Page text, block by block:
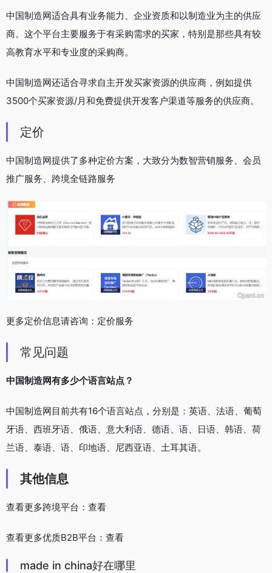
中国制造网适合具有业务能力、企业资质和以制造业为主的供应
商。这个平台主要服务于有采购需求的买家，特别是那些具有较
高教育水平和专业度的采购商。
中国制造网还适合寻求自主开发买家资源的供应商，例如提供
3500个买家资源/月和免费提供开发客户渠道等服务的供应商。
定价
中国制造网提供了多种定价方案，大致分为数智营销服务、会员
推广服务、跨境全链路服务
更多定价信息请咨询：定价服务
常见问题
中国制造网有多少个语言站点？
中国制造网目前共有16个语言站点，分别是：英语、法语、葡萄
牙语、西班牙语、俄语、意大利语、德语、语、日语、韩语、荷
兰语、泰语、语、印地语、尼西亚语、土耳其语。
其他信息
查看更多跨境平台：查看
查看更多优质B2B平台：查看
made in china好在哪里